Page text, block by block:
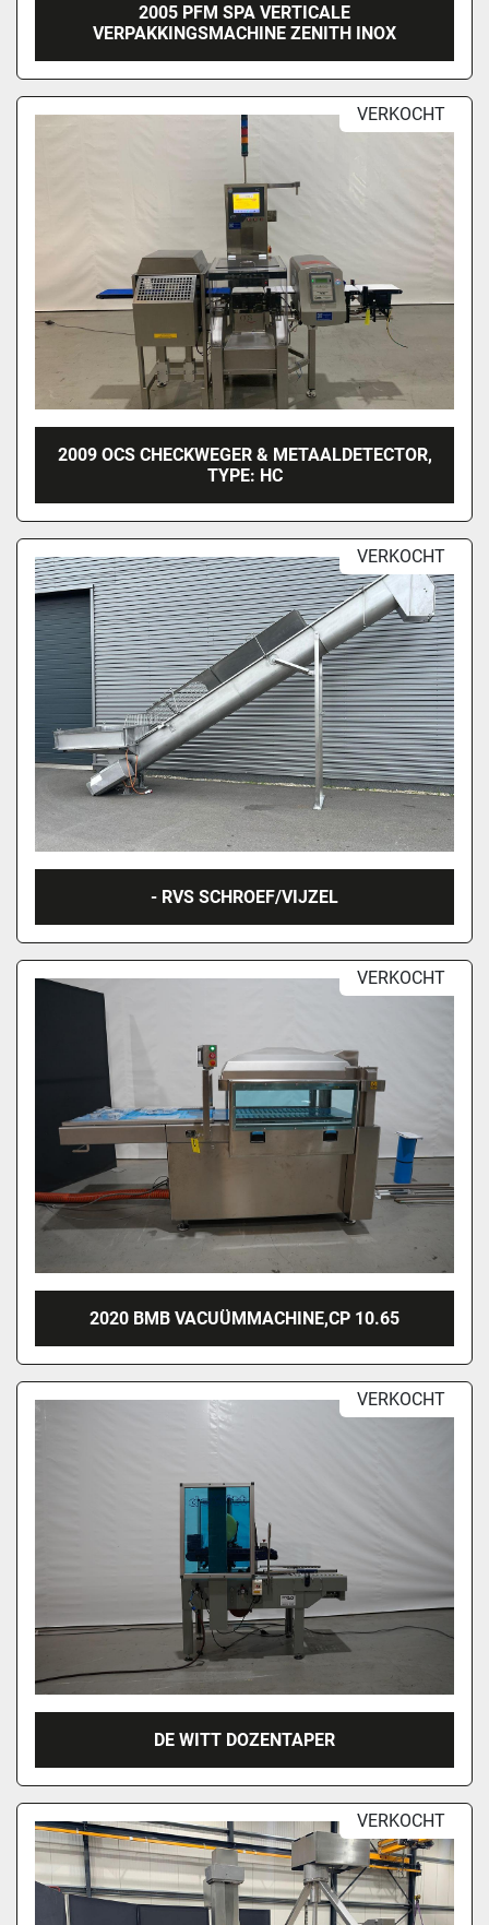
2005 PFM SPA VERTICALE
VERPAKKINGSMACHINE ZENITH INOX
VERKOCHT
2009 OCS CHECKWEGER & METAALDETECTOR,
TYPE: HC
VERKOCHT
- RVS SCHROEF/VIJZEL
VERKOCHT
2020 BMB VACUÜMMACHINE,CP 10.65
VERKOCHT
DE WITT DOZENTAPER
VERKOCHT